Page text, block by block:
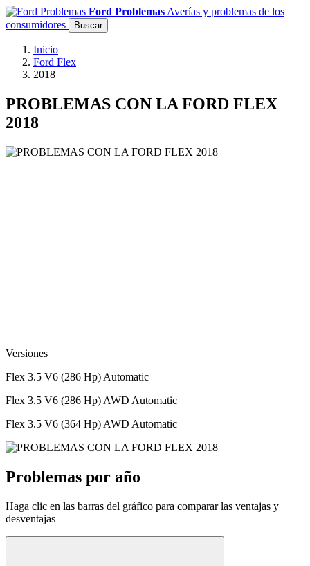
Ford Problemas Averías y problemas de los
consumidores
Buscar
Inicio
Ford Flex
2018
PROBLEMAS CON LA FORD FLEX
2018
Versiones
Flex 3.5 V6 (286 Hp) Automatic
Flex 3.5 V6 (286 Hp) AWD Automatic
Flex 3.5 V6 (364 Hp) AWD Automatic
Problemas por año
Haga clic en las barras del gráfico para comparar las ventajas y
desventajas